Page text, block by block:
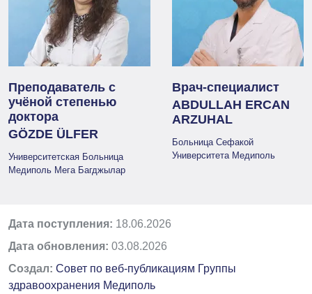
Преподаватель с
учёной степенью
доктора
GÖZDE ÜLFER
Университетская Больница
Медиполь Мега Багджылар
Врач-специалист
ABDULLAH ERCAN
ARZUHAL
Больница Сефакой
Университета Медиполь
Дата поступления: 18.06.2026
Дата обновления: 03.08.2026
Создал: Совет по веб-публикациям Группы
здравоохранения Медиполь